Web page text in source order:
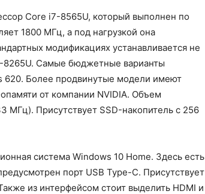
Core i7-8565U, который выполнен по
1800 МГц, а под нагрузкой она
модификациях устанавливается не
Самые бюджетные варианты
620. Более продвинутые модели имеют
от компании NVIDIA. Объем
МГц). Присутствует SSD-накопитель с 256
система Windows 10 Home. Здесь есть
порт USB Type-C. Присутствует
из интерфейсом стоит выделить HDMI и